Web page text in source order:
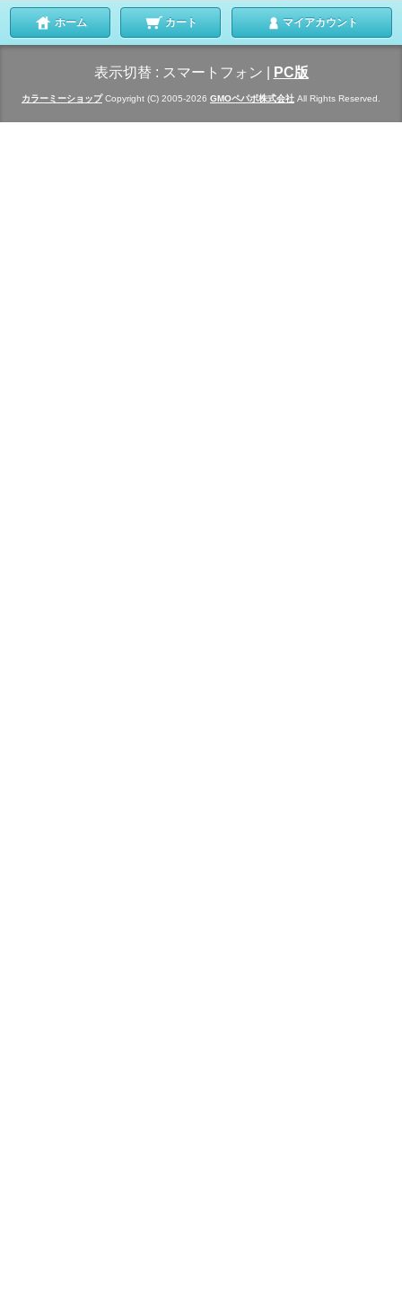
ホーム カート マイアカウント
表示切替 : スマートフォン PC版
カラーミーショップCopyright (C) 2005-2026 GMOペパボ株式会社 All Rights Reserved.